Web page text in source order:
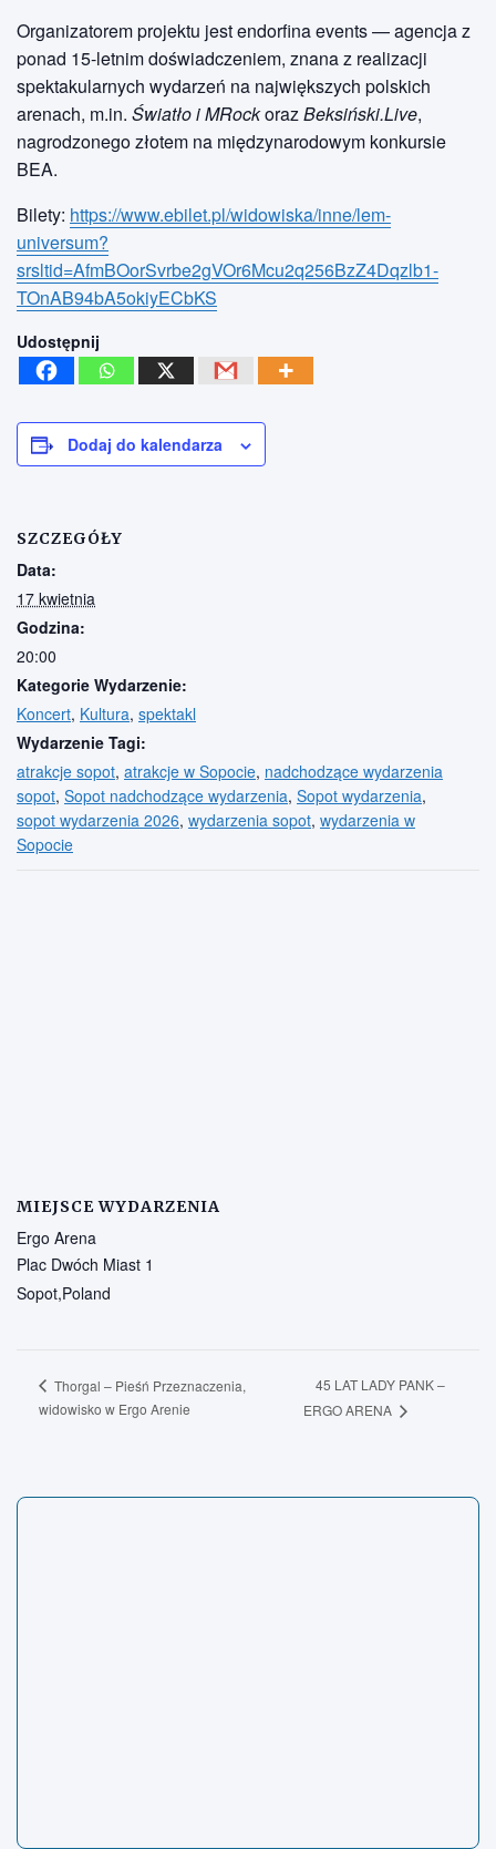
Organizatorem projektu jest endorfina events — agencja z
ponad 15-letnim doświadczeniem, znana z realizacji
spektakularnych wydarzeń na największych polskich
arenach, m.in. Światło i MRockorazBeksiński.Live,
nagrodzonego złotem na międzynarodowym konkursie
BEA.
Bilety: https://www.ebilet.pl/widowiska/inne/lem-
universum?
srsltid=AfmBOorSvrbe2gVOr6Mcu2q256BzZ4Dqzlb1-
TOnAB94bA5okiyECbKS
Udostępnij
Dodaj do kalendarza
SZCZEGÓŁY
Data:
17 kwietnia
Godzina:
20:00
Kategorie Wydarzenie:
Koncert, Kultura, spektakl
Wydarzenie Tagi:
atrakcje sopot, atrakcje w Sopocie, nadchodzące wydarzenia
sopot, Sopot nadchodzące wydarzenia, Sopot wydarzenia,
sopot wydarzenia 2026, wydarzenia sopot, wydarzenia w
Sopocie
MIEJSCE WYDARZENIA
Ergo Arena
Plac Dwóch Miast 1
Sopot,Poland
Thorgal – Pieśń Przeznaczenia,
widowisko w Ergo Arenie
45 LAT LADY PANK –
ERGO ARENA